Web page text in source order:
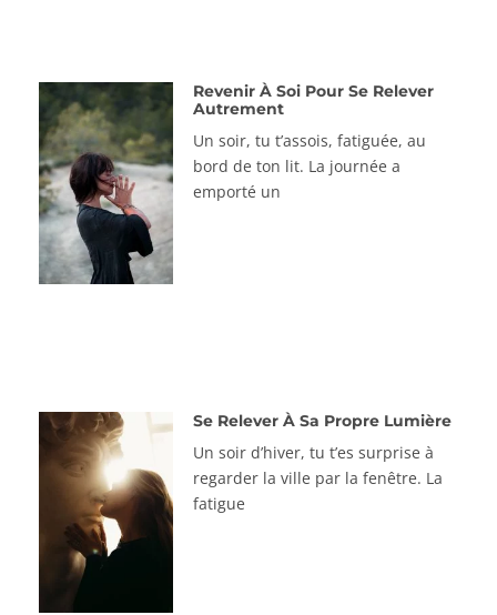
Revenir À Soi Pour Se Relever
Autrement
Un soir, tu t’assois, fatiguée, au
bord de ton lit. La journée a
emporté un
Se Relever À Sa Propre Lumière
Un soir d’hiver, tu t’es surprise à
regarder la ville par la fenêtre. La
fatigue